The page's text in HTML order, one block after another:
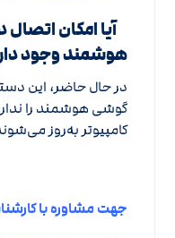
آیا امکان
هوشمند وجود
در حال حاضر، این
گوشی هوشمند را
کامپیوتر به‌روز
جهت مشاوره با